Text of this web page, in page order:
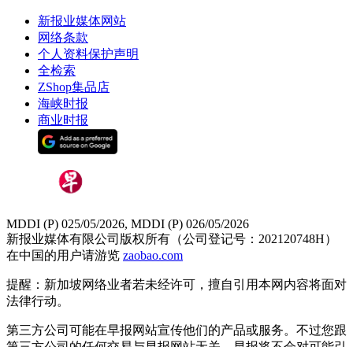
新报业媒体网站
网络条款
个人资料保护声明
全检索
ZShop集品店
海峡时报
商业时报
MDDI (P) 025/05/2026, MDDI (P) 026/05/2026
新报业媒体有限公司版权所有（公司登记号：202120748H）
在中国的用户请游览 zaobao.com
提醒：新加坡网络业者若未经许可，擅自引用本网内容将面对
法律行动。
第三方公司可能在早报网站宣传他们的产品或服务。不过您跟